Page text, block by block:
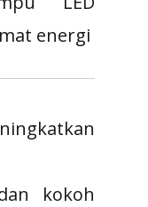
energi
kokoh